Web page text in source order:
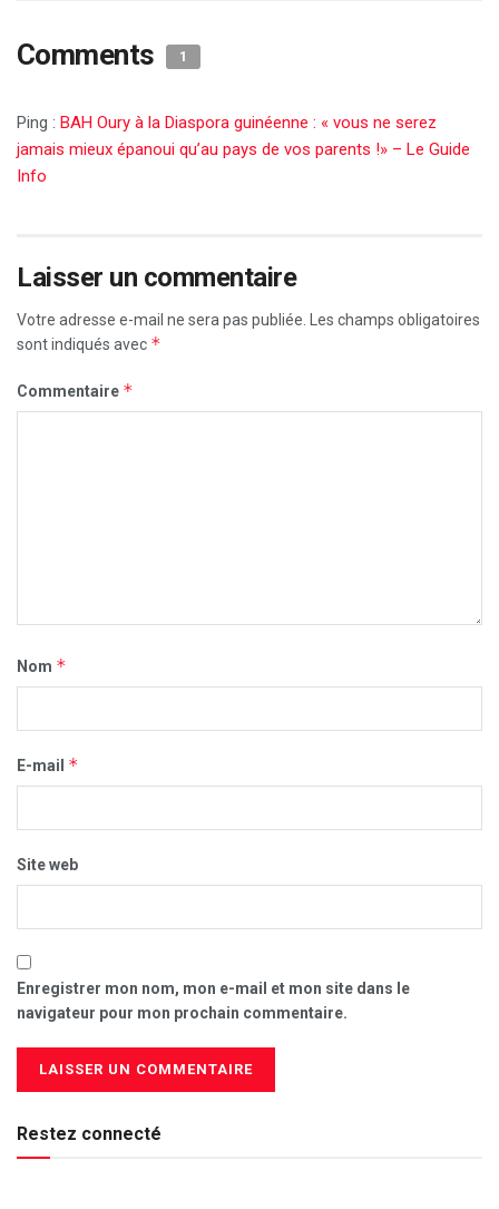
Comments 1
Ping : BAH Oury à la Diaspora guinéenne : « vous ne serez
jamais mieux épanoui qu’au pays de vos parents !» – Le Guide
Info
Laisser un commentaire
Votre adresse e-mail ne sera pas publiée.
Les champs obligatoires
sont indiqués avec *
Commentaire *
Nom *
E-mail *
Site web
Enregistrer mon nom, mon e-mail et mon site dans le
navigateur pour mon prochain commentaire.
Restez connecté